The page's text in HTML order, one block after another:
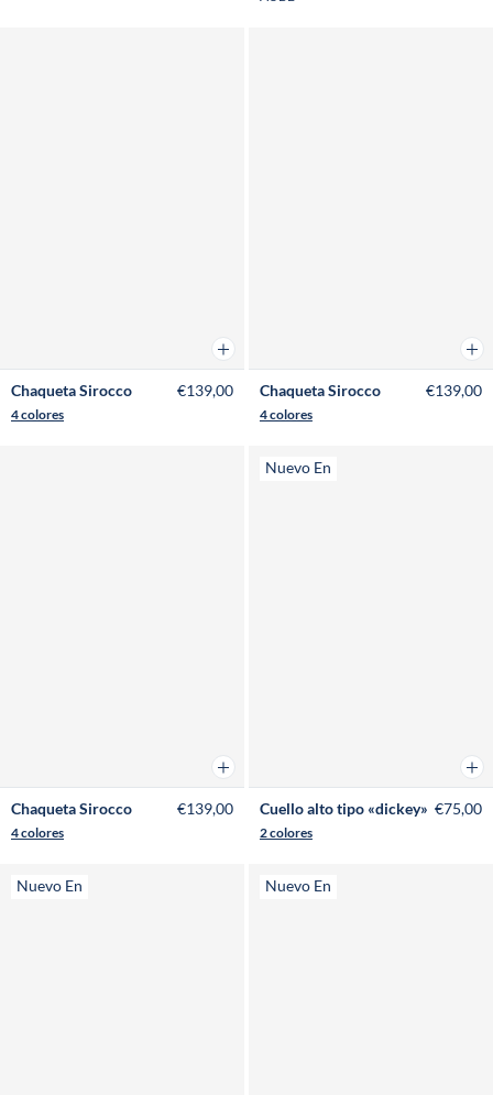
Añadir a la cesta
Chaqueta Sirocco
4 colores
€139,00 Chaqueta Sirocco
4 colores
€139,00
Añadir a la cesta
Chaqueta Sirocco
4 colores
€139,00
Nuevo En
Cuello alto tipo «dickey»
2 colores
€75,00
Nuevo En Nuevo En